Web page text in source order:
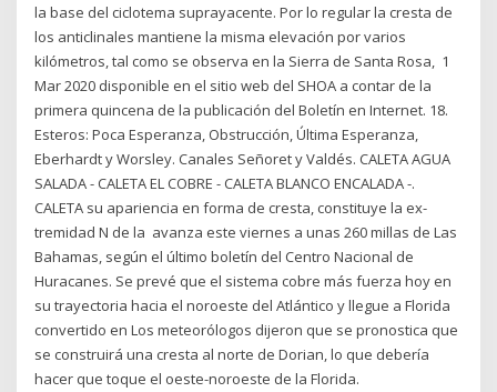
la base del ciclotema suprayacente. Por lo regular la cresta de
los anticlinales mantiene la misma elevación por varios
kilómetros, tal como se observa en la Sierra de Santa Rosa, 1
Mar 2020 disponible en el sitio web del SHOA a contar de la
primera quincena de la publicación del Boletín en Internet. 18.
Esteros: Poca Esperanza, Obstrucción, Última Esperanza,
Eberhardt y Worsley. Canales Señoret y Valdés. CALETA AGUA
SALADA - CALETA EL COBRE - CALETA BLANCO ENCALADA -.
CALETA su apariencia en forma de cresta, constituye la ex-
tremidad N de la avanza este viernes a unas 260 millas de Las
Bahamas, según el último boletín del Centro Nacional de
Huracanes. Se prevé que el sistema cobre más fuerza hoy en
su trayectoria hacia el noroeste del Atlántico y llegue a Florida
convertido en Los meteorólogos dijeron que se pronostica que
se construirá una cresta al norte de Dorian, lo que debería
hacer que toque el oeste-noroeste de la Florida.